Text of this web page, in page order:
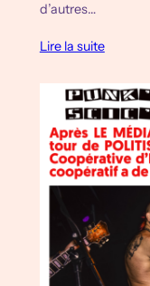
d’autres…
Lire la suite